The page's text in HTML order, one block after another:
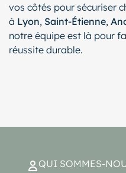
vos côtés pour sécuriser
à Lyon, Saint-Étienne,
notre équipe est là pour
réussite durable.
QUI SOMMES-